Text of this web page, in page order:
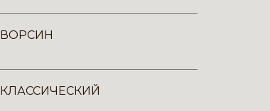
ВОРСИН
КЛАССИЧЕСКИЙ